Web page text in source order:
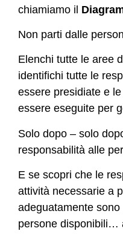
chiamiamo il
Non parti dalle
Elenchi tutte le aree
identifichi tutte le
essere presidiate e
essere eseguite per
Solo dopo – solo
responsabilità alle
E se scopri che le
attività necessarie a
adeguatamente
persone disponibili…